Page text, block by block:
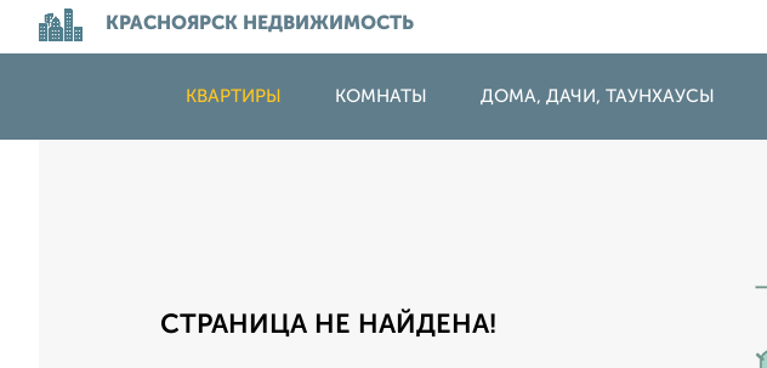
КРАСНОЯРСК НЕДВИЖИМОСТЬ
КВАРТИРЫ КОМНАТЫ ДОМА, ДАЧИ, ТАУНХАУСЫ
СТРАНИЦА НЕ НАЙДЕНА!